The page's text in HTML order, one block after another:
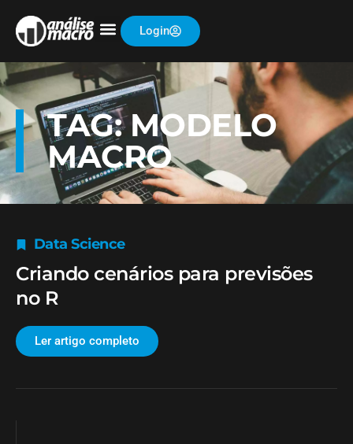
Login
TAG: MODELO
MACRO
Data Science
Criando cenários para previsões
no R
Ler artigo completo